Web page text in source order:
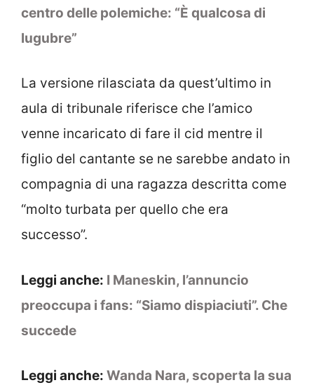
centro delle polemiche: “È qualcosa di
lugubre”
La versione rilasciata da quest’ultimo in
aula di tribunale riferisce che l’amico
venne incaricato di fare il cid mentre il
figlio del cantante se ne sarebbe andato in
compagnia di una ragazza descritta come
“molto turbata per quello che era
successo”.
Leggi anche: I Maneskin, l’annuncio
preoccupa i fans: “Siamo dispiaciuti”. Che
succede
Leggi anche: Wanda Nara, scoperta la sua